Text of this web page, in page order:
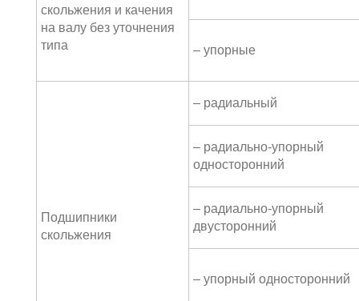
скольжения и качения
на валу без уточнения
типа
– упорные
Подшипники
скольжения
– радиальный
– радиально-упорный
односторонний
– радиально-упорный
двусторонний
– упорный односторонний